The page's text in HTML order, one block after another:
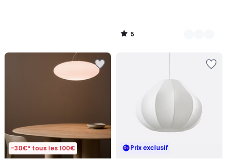
5
/
-30€* tous les 100€ Prix exclusif